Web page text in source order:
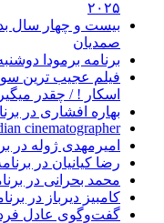
۲۰۲۵
بیست و چهار سال
صمدیان
برنامه برمودا دوشنبه ۲۸ اسفند با حضور ایرج
فیلم عجیب ترین
اسکار ! / چقدر
بهاره افشاری در برنامه
cinematographer
امیرمهدی ژوله در
رضا کیانیان در برنامه ۲
محمد بحرانی در برنامه ۲شات/ ۲شات فصل ۱
کامبیز دیرباز در برنامه دوشات
گفت‌وگوی عادل